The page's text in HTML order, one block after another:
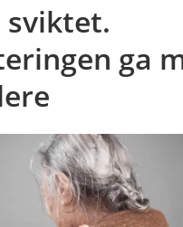
sviktet.
ga